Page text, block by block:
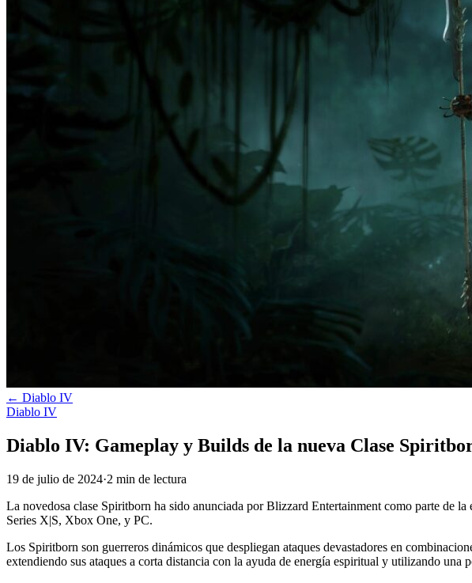
← Diablo IV
Diablo IV
Diablo IV: Gameplay y Builds de la nueva Clase
19 de julio de 2024·2 min de lectura
La novedosa clase Spiritborn ha sido anunciada por Blizzard Entertainment como parte de la
Series X|S, Xbox One, y PC.
Los Spiritborn son guerreros dinámicos que despliegan ataques devastadores en
extendiendo sus ataques a corta distancia con la ayuda de energía espiritual y utilizando una